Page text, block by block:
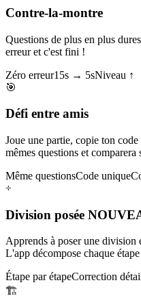
Contre-la-montre
Questions de plus en plus
erreur et c'est fini !
Zéro erreur15s → 5sNiveau ↑
🎯
Défi entre amis
Joue une partie, copie ton
mêmes questions et comparera
Même questionsCode unique
÷
Division posée
Apprends à poser une division
L'app décompose chaque
Étape par étapeCorrection
🏗️